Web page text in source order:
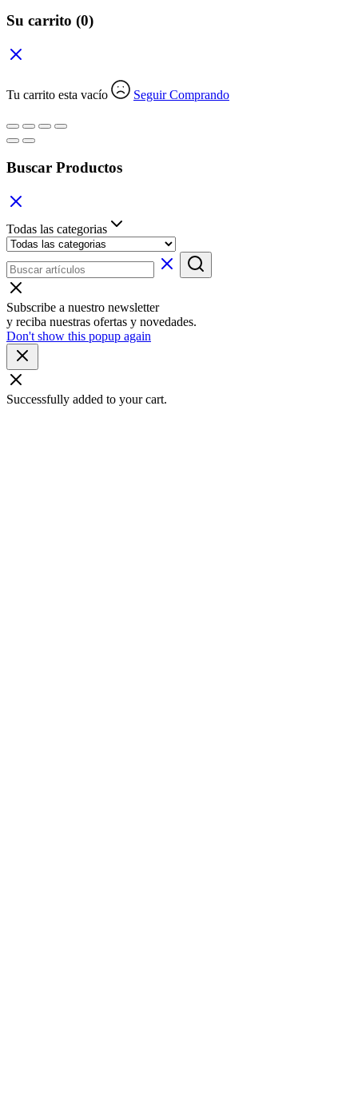
Su carrito (0)
Tu carrito esta vacío Seguir Comprando
Buscar Productos
Todas las categorias
Subscribe a nuestro newsletter
y reciba nuestras ofertas y novedades.
Don't show this popup again
Successfully added to your cart.